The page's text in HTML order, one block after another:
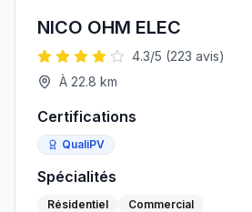
NICO OHM ELEC
4.3/5 (223 avis)
À 22.8 km
Certifications
QualiPV
Spécialités
Résidentiel Commercial